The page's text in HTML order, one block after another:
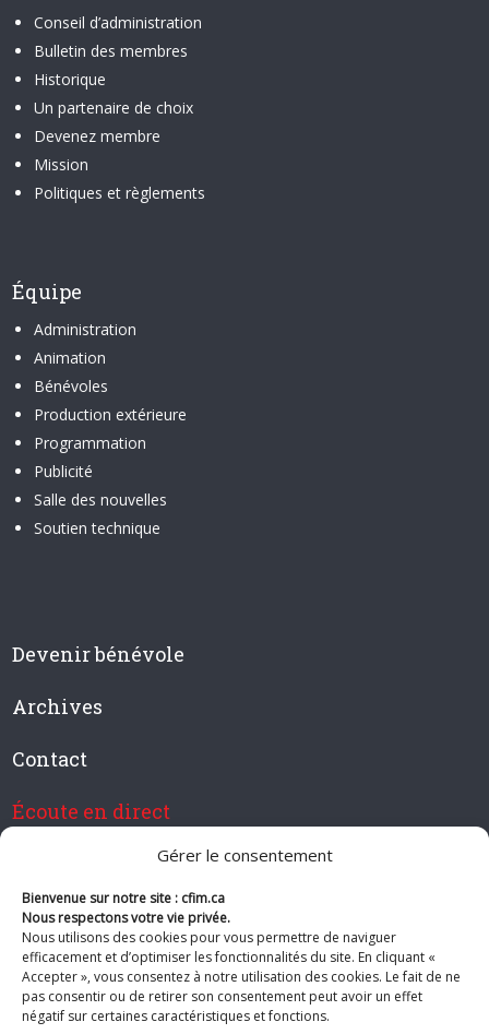
Gérer le consentement
Bienvenue sur notre site : cfim.ca
Nous respectons votre vie privée.
Nous utilisons des cookies pour vous permettre de naviguer
efficacement et d’optimiser les fonctionnalités du site. En cliquant «
Accepter », vous consentez à notre utilisation des cookies. Le fait de ne
pas consentir ou de retirer son consentement peut avoir un effet
négatif sur certaines caractéristiques et fonctions.
Conseil d’administration
Bulletin des membres
Historique
Un partenaire de choix
Devenez membre
Mission
Politiques et règlements
Équipe
Administration
Animation
Bénévoles
Production extérieure
Programmation
Publicité
Salle des nouvelles
Soutien technique
Devenir bénévole
Archives
Contact
Écoute en direct
Devenir membre de CFIM
Suivez-nous